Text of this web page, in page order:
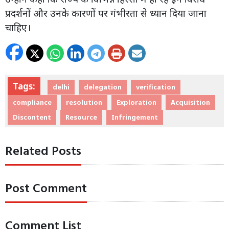
प्रदर्शनों और उनके कारणों पर गंभीरता से ध्यान दिया जाना
चाहिए।
Tags: delhi delegation
verification
compliance
resolution Exploration
Acquisition
Discontent
Resource Infringement
Related Posts
Post Comment